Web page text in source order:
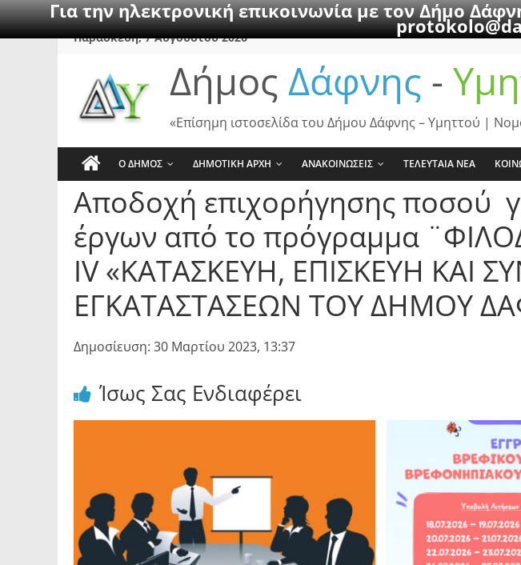
Για την ηλεκτρονική επικοινωνία με τον Δήμο
SkipΠαρασκευή, 7 Αυγούστου 2026
Δήμος Δάφνης -
«Επίσημη ιστοσελίδα του Δήμου Δάφνης – Υμηττού |
Ο ΔΗΜΟΣ ΔΗΜΟΤΙΚΗ ΑΡΧΗ ΑΝΑΚΟΙΝΩΣΕΙΣ ΤΕΛΕΥΤΑΙΑ ΝΕΑ
Αποδοχή επιχορήγησης ποσού
έργων από το πρόγραμμα
ΙV «ΚΑΤΑΣΚΕΥΗ, ΕΠΙΣΚΕΥΗ ΚΑΙ
ΕΓΚΑΤΑΣΤΑΣΕΩΝ ΤΟΥ ΔΗΜΟΥ
Δημοσίευση: 30 Μαρτίου 2023, 13:37
Ίσως Σας Ενδιαφέρει